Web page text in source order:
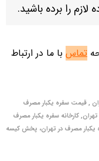
لازم را برده باشید.
تماس با ما در ارتباط
, قیمت سفره یکبار مصرف
کارخانه سفره یکبار مصرف
یکبار مصرف در تهران، پخش کیسه